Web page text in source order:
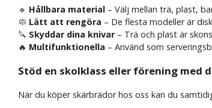
🔹 Hållbara material – Välj mellan trä, plast,
🧼 Lätt att rengöra – De flesta modeller är
🔪 Skyddar dina knivar– Trä och plast är
🔥 Multifunktionella – Använd som
Stöd en skolklass eller förening med
När du köper skärbrädor hos oss kan du